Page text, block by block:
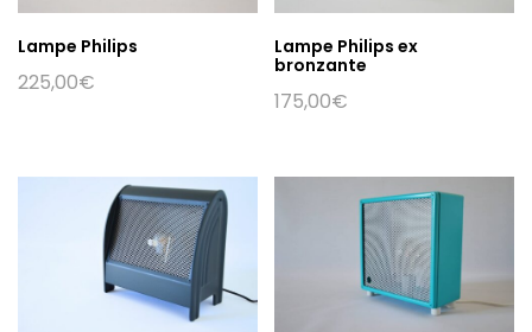
Lampe Philips
225,00€
Lampe Philips ex
bronzante
175,00€